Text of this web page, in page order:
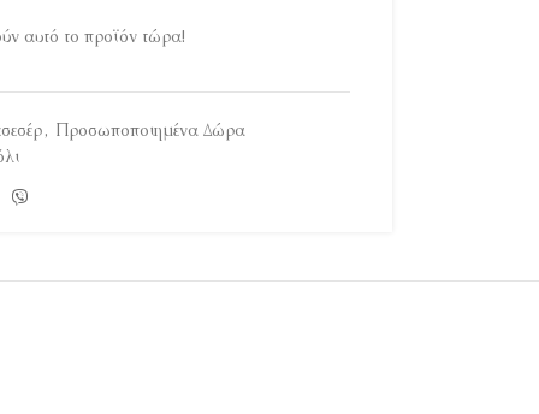
αυτό το προϊόν τώρα!
, Προσωποποιημένα Δώρα